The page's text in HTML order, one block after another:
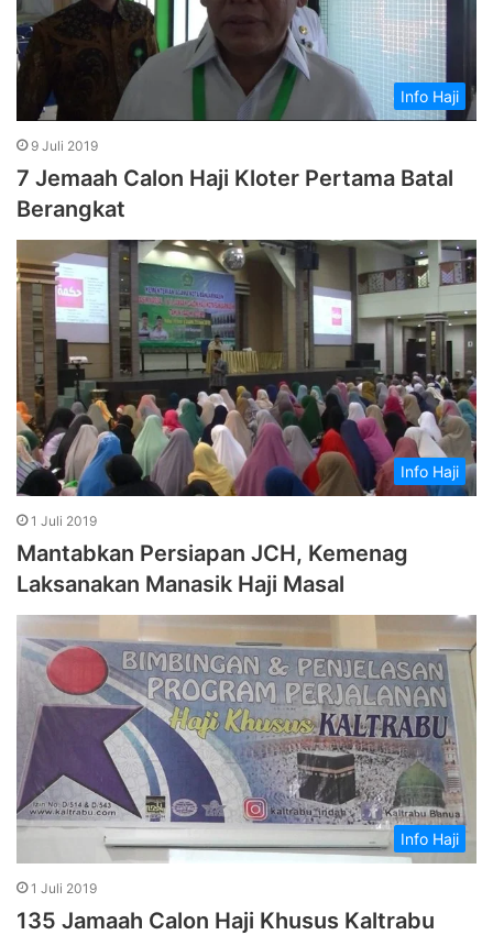
Info Haji
9 Juli 2019
7 Jemaah Calon Haji Kloter Pertama Batal
Berangkat
Info Haji
1 Juli 2019
Mantabkan Persiapan JCH, Kemenag
Laksanakan Manasik Haji Masal
Info Haji
1 Juli 2019
135 Jamaah Calon Haji Khusus Kaltrabu